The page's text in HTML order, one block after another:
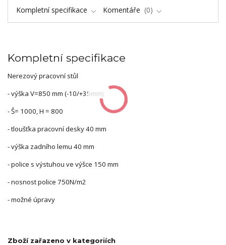
Kompletní specifikace Komentáře 0
Kompletní specifikace
Nerezový pracovní stůl
- výška V=850 mm (-10/+35mm)
- Š= 1000, H = 800
- tloušťka pracovní desky 40 mm
- výška zadního lemu 40 mm
- police s výstuhou ve výšce 150 mm
- nosnost police 750N/m2
- možné úpravy
Zboží zařazeno v kategoriích